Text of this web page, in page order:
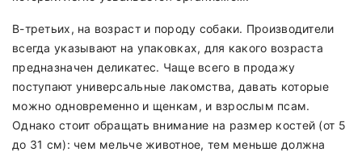
В-третьих, на возраст и породу собаки. Производители
всегда указывают на упаковках, для какого возраста
предназначен деликатес. Чаще всего в продажу
поступают универсальные лакомства, давать которые
можно одновременно и щенкам, и взрослым псам.
Однако стоит обращать внимание на размер костей (от 5
до 31 см): чем мельче животное, тем меньше должна